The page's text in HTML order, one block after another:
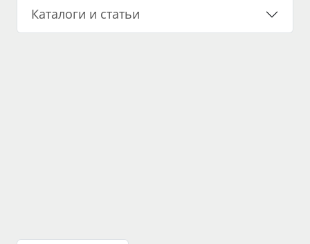
Каталоги и статьи